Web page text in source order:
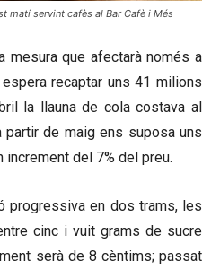
matí servint cafès al Bar Cafè i Més
mesura que afectarà només a
recaptar uns 41 milions
la llauna de cola costava al
de maig ens suposa uns
increment del 7% del preu.
progressiva en dos trams, les
cinc i vuit grams de sucre
serà de 8 cèntims; passat